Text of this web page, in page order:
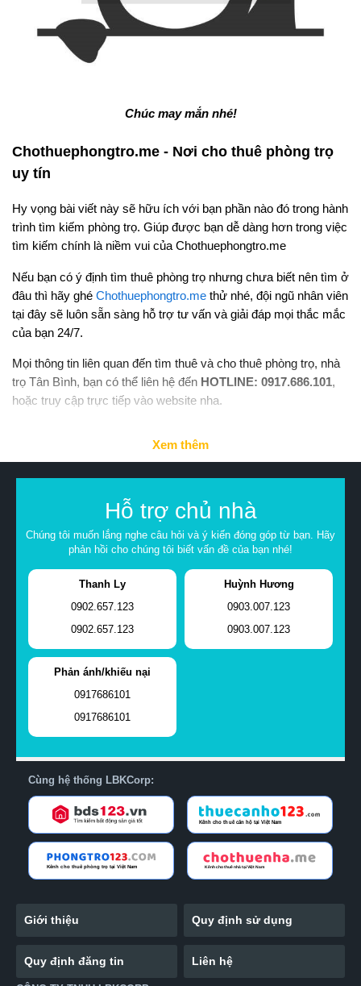
Chúc may mắn nhé!
Chothuephongtro.me - Nơi cho thuê phòng trọ
uy tín
Hy vọng bài viết này sẽ hữu ích với bạn phần nào đó trong hành
trình tìm kiếm phòng trọ. Giúp được bạn dễ dàng hơn trong việc
tìm kiếm chính là niềm vui của Chothuephongtro.me
Nếu bạn có ý định tìm thuê phòng trọ nhưng chưa biết nên tìm ở
đâu thì hãy ghé Chothuephongtro.me thử nhé, đội ngũ nhân viên
tại đây sẽ luôn sẵn sàng hỗ trợ tư vấn và giải đáp mọi thắc mắc
của bạn 24/7.
Mọi thông tin liên quan đến tìm thuê và cho thuê phòng trọ, nhà
trọ Tân Bình, bạn có thể liên hệ đến HOTLINE: 0917.686.101,
hoặc truy cập trực tiếp vào website nha.
Xem thêm
Hỗ trợ chủ nhà
Chúng tôi muốn lắng nghe câu hỏi và ý kiến đóng góp từ bạn. Hãy
phản hồi cho chúng tôi biết vấn đề của bạn nhé!
Thanh Ly
0902.657.123
0902.657.123
Huỳnh Hương
0903.007.123
0903.007.123
Phản ánh/khiếu nại
0917686101
0917686101
Cùng hệ thống LBKCorp:
Giới thiệu Quy định sử dụng
Quy định đăng tin Liên hệ